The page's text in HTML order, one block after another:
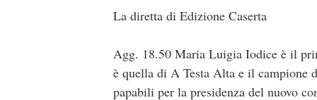
La diretta di Edizione Caserta
Agg. 18.50 Maria Luigia Iodice è il
è quella di A Testa Alta e il campione
papabili per la presidenza del nuovo